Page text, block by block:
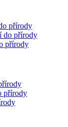
přírody
do přírody
přírody
přírody